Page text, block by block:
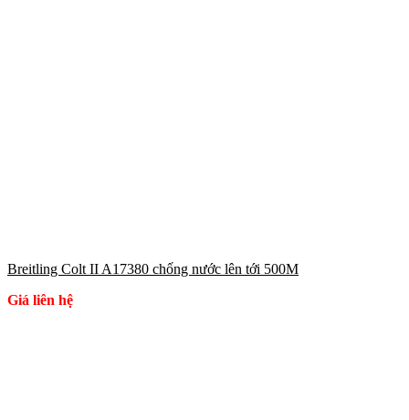
Breitling Colt II A17380 chống nước lên tới 500M
Giá liên hệ